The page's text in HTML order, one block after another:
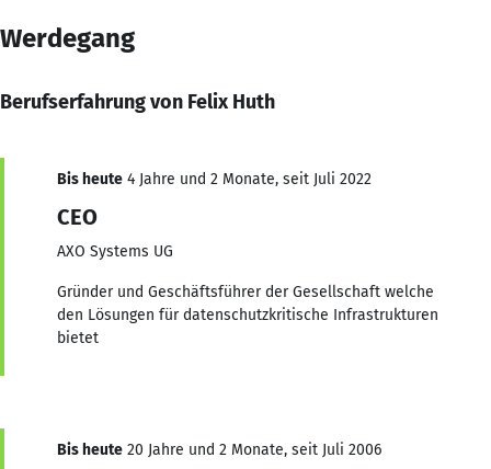
Werdegang
Berufserfahrung von Felix Huth
Bis heute 4 Jahre und 2 Monate, seit Juli 2022
CEO
AXO Systems UG
Gründer und Geschäftsführer der Gesellschaft welche
den Lösungen für datenschutzkritische Infrastrukturen
bietet
Bis heute 20 Jahre und 2 Monate, seit Juli 2006